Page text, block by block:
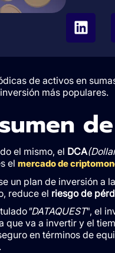
de activos en
más populares.
el mismo, el DCA
el mercado de
un plan de inversión a
reduce el riesgo de
"DATAQUEST", el
va a invertir y el
en términos de